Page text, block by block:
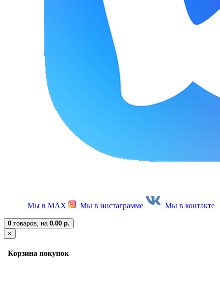
Мы в МАХ Мы в инстаграмме Мы в контакте
0 товаров, на 0.00 р.
×
Корзина покупок